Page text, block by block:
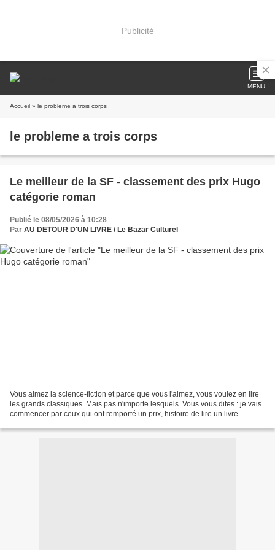
Publicité
MENU
Accueil » le probleme a trois corps
le probleme a trois corps
Le meilleur de la SF - classement des prix Hugo
catégorie roman
Publié le 08/05/2026 à 10:28
Par AU DETOUR D'UN LIVRE / Le Bazar Culturel
Vous aimez la science-fiction et parce que vous l'aimez, vous voulez en lire
les grands classiques. Mais pas n'importe lesquels. Vous vous dites : je vais
commencer par ceux qui ont remporté un prix, histoire de lire un livre